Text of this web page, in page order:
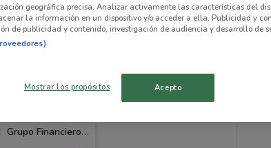
Grupo Financiero Inbursa
geográfica precisa. Analizar activamente las características del
la información en un dispositivo y/o acceder a ella. Publicidad y
de publicidad y contenido, investigación de audiencia y desarrollo de
Mostrar los propósitos Acepto